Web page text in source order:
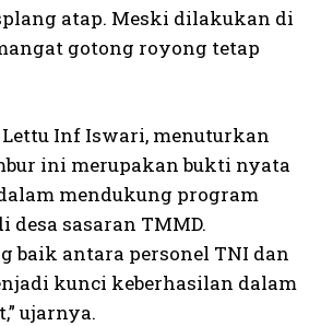
atap. Meski dilakukan di
gotong royong tetap
Lettu Inf Iswari, menuturkan
ini merupakan bukti nyata
mendukung program
desa sasaran TMMD.
baik antara personel TNI dan
kunci keberhasilan dalam
ujarnya.